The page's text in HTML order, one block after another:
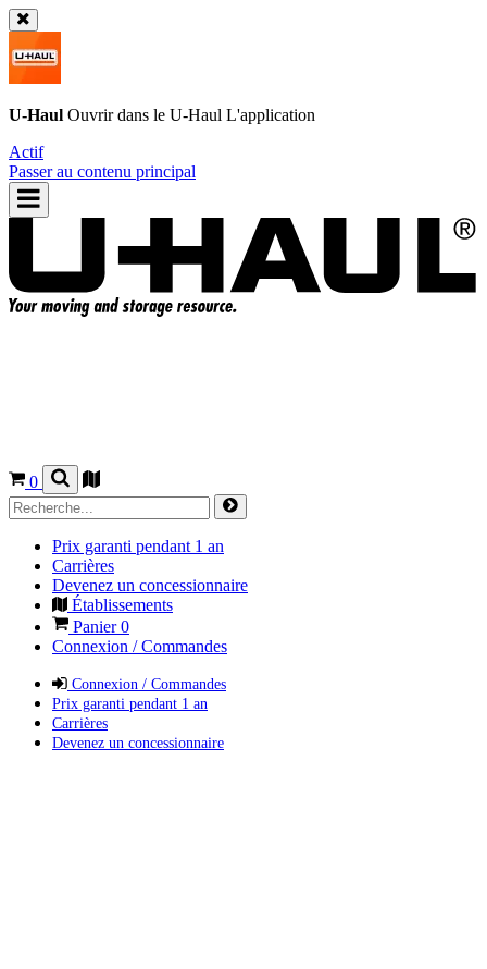
U-Haul Ouvrir dans le U-Haul L'application
Actif
Passer au contenu principal
0
Prix garanti pendant 1 an
Carrières
Devenez un concessionnaire
Établissements
Panier0
Connexion / Commandes
Connexion / Commandes
Prix garanti pendant 1 an
Carrières
Devenez un concessionnaire